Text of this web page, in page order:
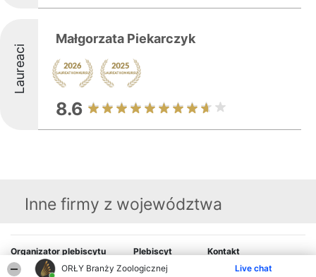
ORŁY Branży Zoologicznej Live chat
Laureaci
Małgorzata Piekarczyk
8.6
Inne firmy z województwa
Organizator plebiscytu
Bright Side Solutions sp. z o.
o. sp. k.
Plebiscyt
Lista
Kontakt